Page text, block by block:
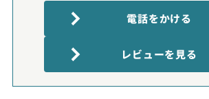
電話をかける
レビューを見る